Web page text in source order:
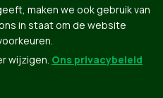
maken we ook gebruik van
in staat om de website
wijzigen. Ons privacybeleid